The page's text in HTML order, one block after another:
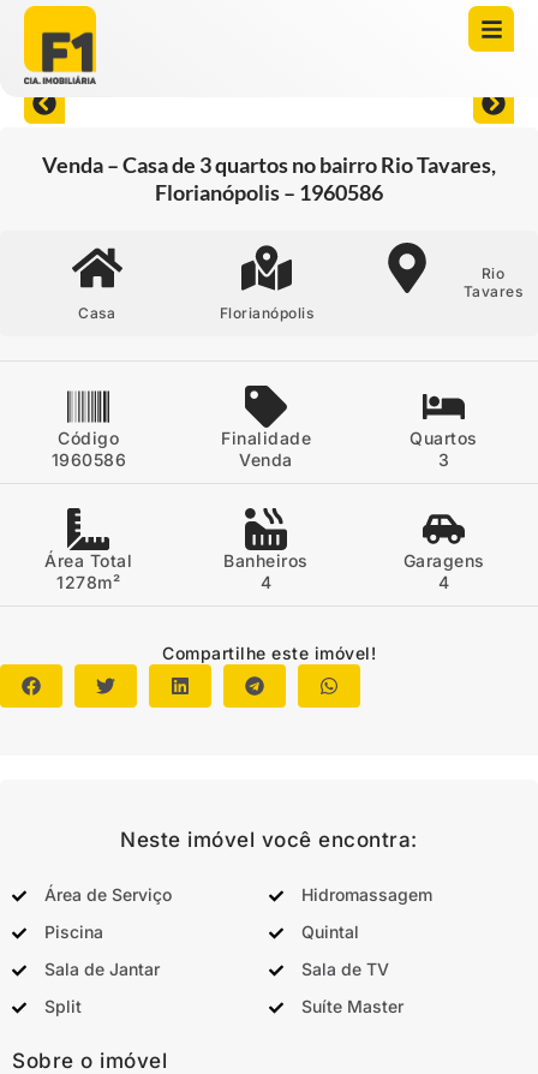
Venda – Casa de 3 quartos no bairro Rio Tavares,
Florianópolis – 1960586
Casa Florianópolis
Rio
Tavares
Código
1960586
Finalidade
Venda
Quartos
3
Área Total
1278m²
Banheiros
4
Garagens
4
Compartilhe este imóvel!
Neste imóvel você encontra:
Área de Serviço
Hidromassagem
Piscina
Quintal
Sala de Jantar
Sala de TV
Split
Suíte Master
Sobre o imóvel